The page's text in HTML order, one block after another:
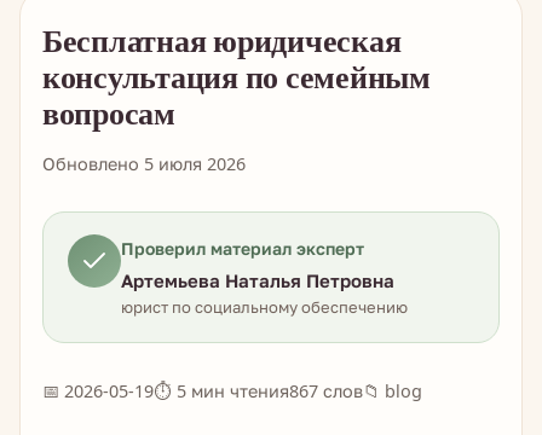
Бесплатная юридическая
консультация по семейным
вопросам
Обновлено 5 июля 2026
Проверил материал эксперт
Артемьева Наталья Петровна
юрист по социальному обеспечению
📅 2026-05-19⏱ 5 мин чтения867 слов📁 blog